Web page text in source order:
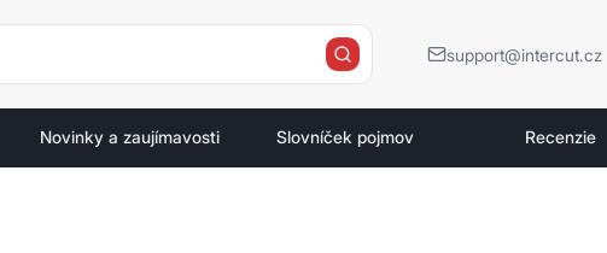
support@intercut.cz
Novinky a zaujímavosti Slovníček pojmov Recenzie